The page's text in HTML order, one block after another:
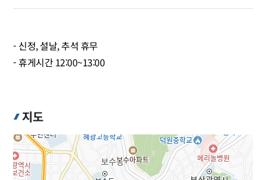
- 신정, 설날, 추석 휴무
- 휴게시간 12:00~13:00
지도